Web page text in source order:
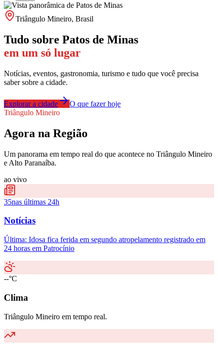
Triângulo Mineiro, Brasil
Tudo sobre Patos de Minas
em um só lugar
Notícias, eventos, gastronomia, turismo e tudo que você precisa
saber sobre a cidade.
Explorar a cidade
O que fazer hoje
Triângulo Mineiro
Agora na Região
Um panorama em tempo real do que acontece no Triângulo Mineiro
e Alto Paranaíba.
ao vivo
35nas últimas 24h
Notícias
Última: Idosa fica ferida em segundo atropelamento registrado em
24 horas em Patrocínio
--°C
Clima
Triângulo Mineiro em tempo real.